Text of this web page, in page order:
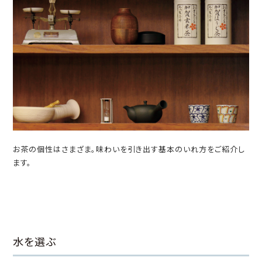
お茶の個性はさまざま。味わいを引き出す基本のいれ方をご紹介し
ます。
水を選ぶ